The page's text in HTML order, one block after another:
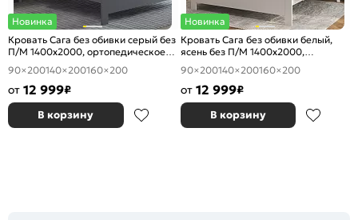
Новинка
Кровать Сага без обивки серый без
П/М 1400x2000, ортопедическое
основание, изголовье жесткое
90×200140×200160×200
от 12 999₽
В корзину
Новинка
Кровать Сага без обивки белый,
ясень без П/М 1400x2000,
ортопедическое основание,
изголовье жесткое
90×200140×200160×200
от 12 999₽
В корзину